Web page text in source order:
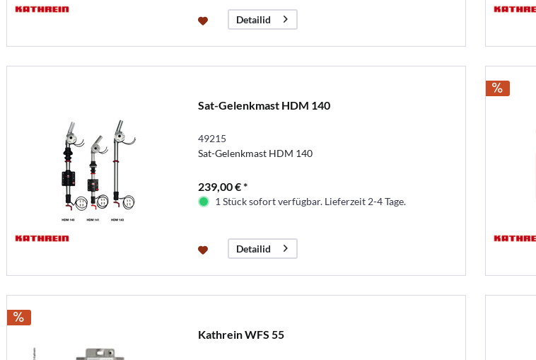
Detailid
Sat-Gelenkmast HDM 140
49215
Sat-Gelenkmast HDM 140
239,00 € *
1 Stück sofort verfügbar. Lieferzeit 2-4 Tage.
Detailid
Kathrein WFS 55